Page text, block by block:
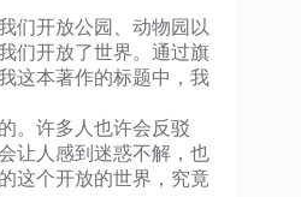
们开放公园、动物园以
们开放了世界。通过旗
这本著作的标题中，我
。许多人也许会反驳
让人感到迷惑不解，也
这个开放的世界，究竟